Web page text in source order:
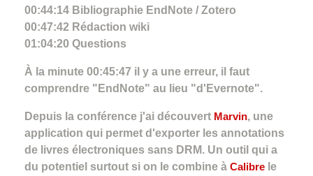
00:44:14 Bibliographie EndNote / Zotero
00:47:42 Rédaction wiki
01:04:20 Questions
À la minute 00:45:47 il y a une erreur, il faut
comprendre "EndNote" au lieu "d'Evernote".
Depuis la conférence j'ai découvert Marvin, une
application qui permet d'exporter les annotations
de livres électroniques sans DRM. Un outil qui a
du potentiel surtout si on le combine à Calibre le